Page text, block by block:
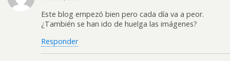
Este blog empezó bien pero cada día va a peor.
¿También se han ido de huelga las imágenes?
Responder